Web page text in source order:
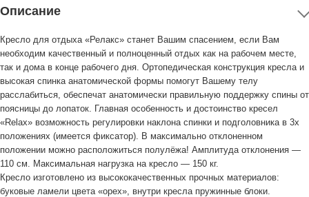
Описание
Кресло для отдыха «Релакс» станет Вашим спасением, если Вам
необходим качественный и полноценный отдых как на рабочем месте,
так и дома в конце рабочего дня. Ортопедическая конструкция кресла и
высокая спинка анатомической формы помогут Вашему телу
расслабиться, обеспечат анатомически правильную поддержку спины от
поясницы до лопаток. Главная особенность и достоинство кресел
«Relax» возможность регулировки наклона спинки и подголовника в 3х
положениях (имеется фиксатор). В максимально отклоненном
положении можно расположиться полулёжа! Амплитуда отклонения —
110 см. Максимальная нагрузка на кресло — 150 кг.
Кресло изготовлено из высококачественных прочных материалов:
буковые ламели цвета «орех», внутри кресла пружинные блоки.